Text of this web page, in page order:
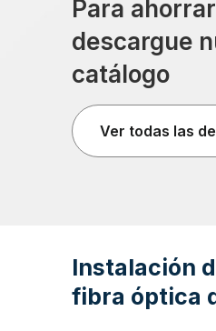
Para
descargue
catálogo
Ver todas las
Instalación
fibra óptica